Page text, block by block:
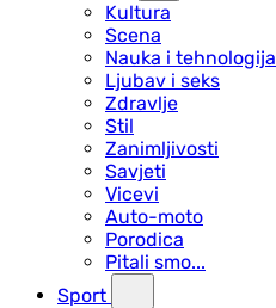
Kultura
Scena
Nauka i tehnologija
Ljubav i seks
Zdravlje
Stil
Zanimljivosti
Savjeti
Vicevi
Auto-moto
Porodica
Pitali smo...
Sport